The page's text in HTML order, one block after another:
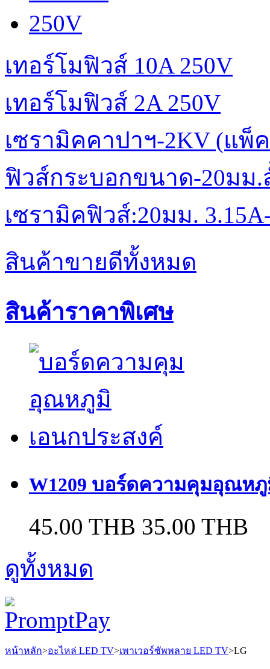
เทอร์โมฟิวส์ 10A 250V
เทอร์โมฟิวส์ 2A 250V
เซรามิคคาปาฯ-2KV (แพ็
ฟิวส์กระบอกขนาด-20มม.
เซรามิคฟิวส์:20มม.
สินค้าขายดีทั้งหมด
สินค้าราคาพิเศษ
W1209 บอร์ดความคุมอุณห
45.00 THB 35.00 THB
ดูทั้งหมด
หน้าหลัก>อะไหล่ LED TV>เพาเวอร์ซัพพลาย LED TV>LG